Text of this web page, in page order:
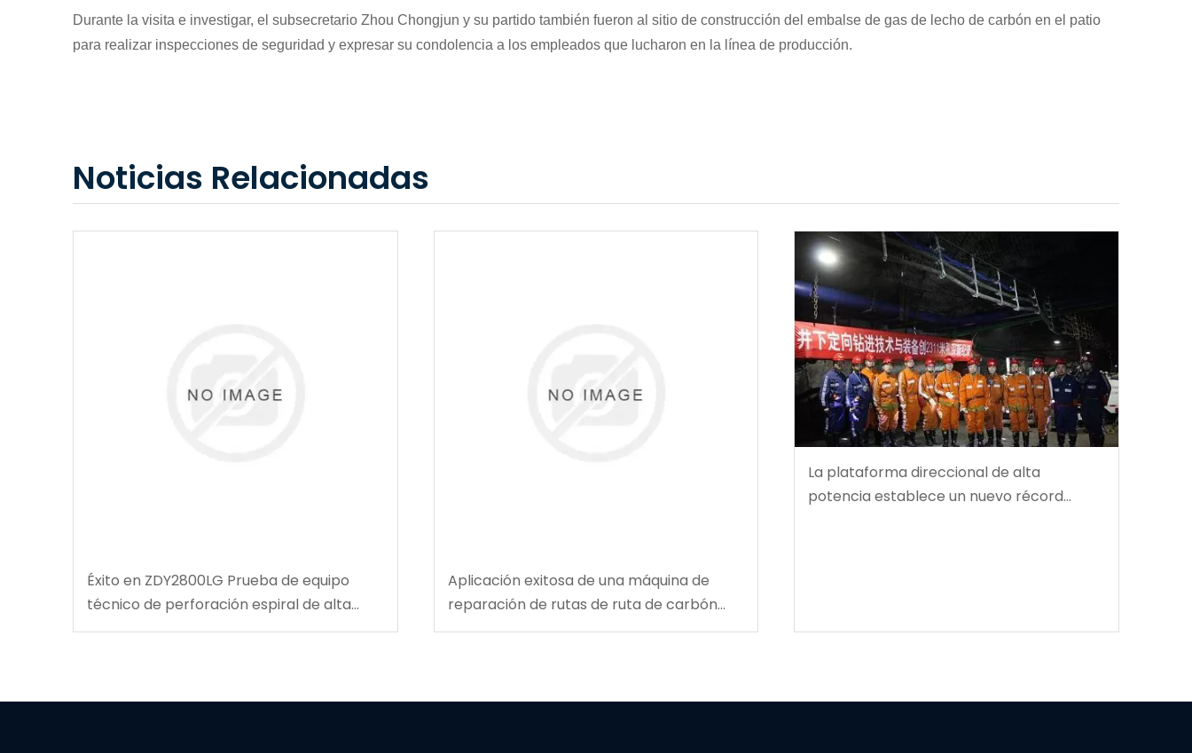
Durante la visita e investigar, el subsecretario Zhou Chongjun y su partido también fueron al sitio de construcción del embalse de gas de lecho de carbón en el patio
para realizar inspecciones de seguridad y expresar su condolencia a los empleados que lucharon en la línea de producción.
Noticias Relacionadas
Éxito en ZDY2800LG Prueba de equipo
técnico de perforación espiral de alta
velocidad
Aplicación exitosa de una máquina de
reparación de rutas de ruta de carbón
multifuncional en la mina de carbón de
La plataforma direccional de alta
potencia establece un nuevo récord